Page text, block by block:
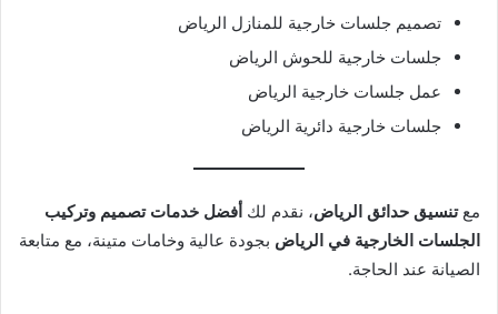
تصميم جلسات خارجية للمنازل الرياض
جلسات خارجية للحوش الرياض
عمل جلسات خارجية الرياض
جلسات خارجية دائرية الرياض
معتنسيق حدائق الرياض، نقدم لك أفضل خدمات تصميم وتركيب
الجلسات الخارجية في الرياض بجودة عالية وخامات متينة، مع متابعة
الصيانة عند الحاجة.